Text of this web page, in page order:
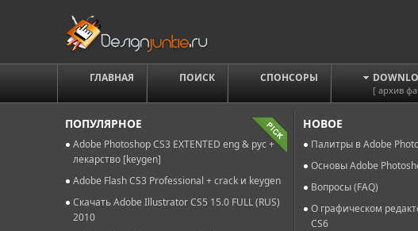
ГЛАВНАЯ ПОИСК СПОНСОРЫ
[ архив
ПОПУЛЯРНОЕ
Adobe Photoshop CS3 EXTENTED eng & рус +
лекарство [keygen]
Adobe Flash CS3 Professional + crack и keygen
Скачать Adobe Illustrator CS5 15.0 FULL (RUS)
2010
НОВОЕ
Палитры в Adobe
Основы Adobe
Вопросы (FAQ)
О графическом
CS6